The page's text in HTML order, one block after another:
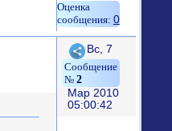
0
Поделиться
2
Вс, 7
Мар 2010
05:00:42